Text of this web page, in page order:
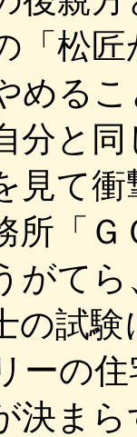
「松
める
分と
見て
所「
がて
の試
ーの
決ま